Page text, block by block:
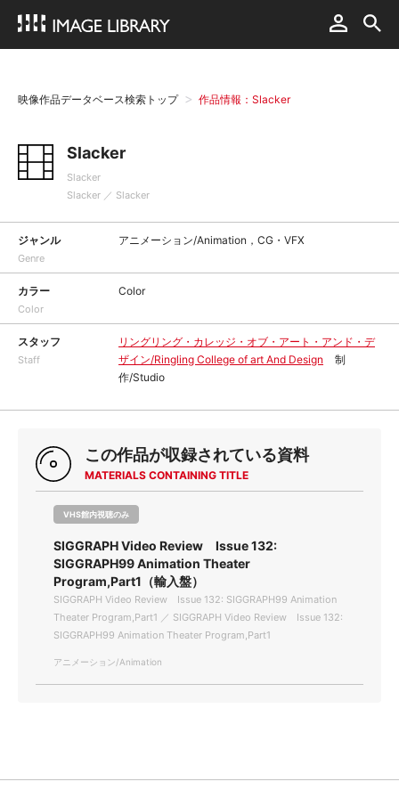
映像作品データベース検索トップ 作品情報：Slacker
Slacker
Slacker
Slacker ／ Slacker
ジャンル
Genre
アニメーション/Animation，CG・VFX
カラー
Color
Color
スタッフ
Staff
リングリング・カレッジ・オブ・アート・アンド・デ
ザイン/Ringling College of art And Design
制
作/Studio
この作品が収録されている資料
MATERIALS CONTAINING TITLE
VHS館内視聴のみ
SIGGRAPH Video Review Issue 132:
SIGGRAPH99 Animation Theater
Program,Part1（輸入盤）
SIGGRAPH Video Review Issue 132: SIGGRAPH99 Animation
Theater Program,Part1 ／ SIGGRAPH Video Review Issue 132:
SIGGRAPH99 Animation Theater Program,Part1
アニメーション/Animation